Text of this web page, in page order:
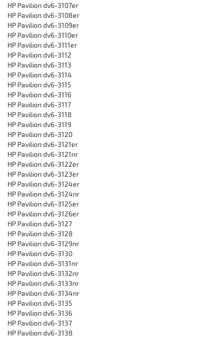
HP Pavilion dv6-3107er
HP Pavilion dv6-3108er
HP Pavilion dv6-3109er
HP Pavilion dv6-3110er
HP Pavilion dv6-3111er
HP Pavilion dv6-3112
HP Pavilion dv6-3113
HP Pavilion dv6-3114
HP Pavilion dv6-3115
HP Pavilion dv6-3116
HP Pavilion dv6-3117
HP Pavilion dv6-3118
HP Pavilion dv6-3119
HP Pavilion dv6-3120
HP Pavilion dv6-3121er
HP Pavilion dv6-3121nr
HP Pavilion dv6-3122er
HP Pavilion dv6-3123er
HP Pavilion dv6-3124er
HP Pavilion dv6-3124nr
HP Pavilion dv6-3125er
HP Pavilion dv6-3126er
HP Pavilion dv6-3127
HP Pavilion dv6-3128
HP Pavilion dv6-3129nr
HP Pavilion dv6-3130
HP Pavilion dv6-3131nr
HP Pavilion dv6-3132nr
HP Pavilion dv6-3133nr
HP Pavilion dv6-3134nr
HP Pavilion dv6-3135
HP Pavilion dv6-3136
HP Pavilion dv6-3137
HP Pavilion dv6-3138